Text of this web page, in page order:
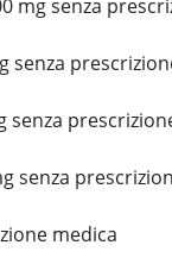
mg senza
senza
senza
senza
medica